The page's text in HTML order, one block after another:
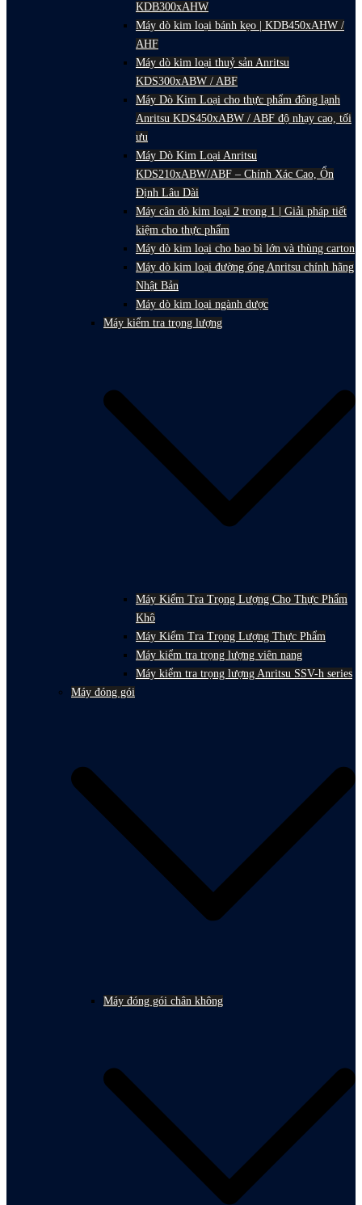
KDB300xAHW
Máy dò kim loại bánh kẹo | KDB450xAHW /
AHF
Máy dò kim loại thuỷ sản Anritsu
KDS300xABW / ABF
Máy Dò Kim Loại cho thực phẩm đông lạnh
Anritsu KDS450xABW / ABF độ nhạy cao, tối
ưu
Máy Dò Kim Loại Anritsu
KDS210xABW/ABF – Chính Xác Cao, Ổn
Định Lâu Dài
Máy cân dò kim loại 2 trong 1 | Giải pháp tiết
kiệm cho thực phẩm
Máy dò kim loại cho bao bì lớn và thùng carton
Máy dò kim loại đường ống Anritsu chính hãng
Nhật Bản
Máy dò kim loại ngành dược
Máy kiểm tra trọng lượng
Máy Kiểm Tra Trọng Lượng Cho Thực Phẩm
Khô
Máy Kiểm Tra Trọng Lượng Thực Phẩm
Máy kiểm tra trọng lượng viên nang
Máy kiểm tra trọng lượng Anritsu SSV-h series
Máy đóng gói
Máy đóng gói chân không